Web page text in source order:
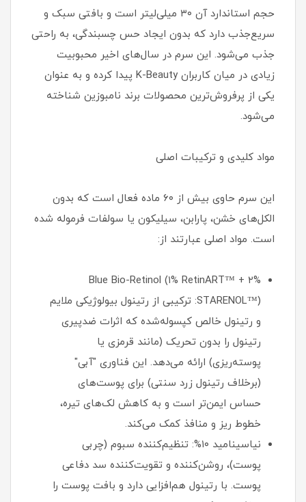
حجم استاندارد آن ۳۰ میلی‌لیتر است و بافتی سبک و
سریع‌جذب دارد که بدون ایجاد حس چسبندگی، به راحتی
جذب می‌شود. این سرم در سال‌های اخیر محبوبیت
زیادی در میان کاربران K-Beauty پیدا کرده و به عنوان
یکی از پرفروش‌ترین محصولات برند نامبوزین شناخته
می‌شود.
مواد کلیدی و ترکیبات اصلی
این سرم حاوی بیش از ۶۰ ماده فعال است که بدون
الکل‌های خشن، پارابن، سیلیکون یا سولفات فرموله شده
است. مواد اصلی عبارتند از:
Blue Bio-Retinol (۱% RetinART™ + ۲%
STARENOL™): ترکیبی از رتینول بیولوژیکی ملایم
و رتینول خالص کپسوله‌شده که اثرات ضدپیری
رتینول را بدون تحریک (مانند قرمزی یا
پوسته‌ریزی) ارائه می‌دهد. این فناوری "آبی"
(برخلاف رتینول زرد سنتی) برای پوست‌های
حساس ایمن‌تر است و به کاهش لک‌های تیره،
خطوط ریز و منافذ کمک می‌کند.
نیاسینامید ۱۰%: تنظیم‌کننده سبوم (چربی
پوست)، روشن‌کننده و تقویت‌کننده سد دفاعی
پوست. با رتینول هم‌افزایی دارد و بافت پوست را